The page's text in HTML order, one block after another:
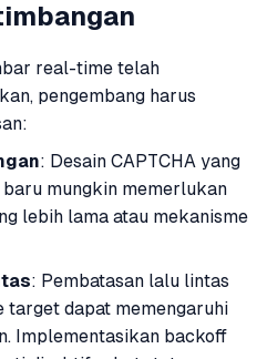
real-time telah
pengembang harus
: Desain CAPTCHA yang
mungkin memerlukan
lebih lama atau mekanisme
: Pembatasan lalu lintas
target dapat memengaruhi
Implementasikan backoff